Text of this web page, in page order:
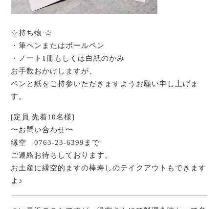
☆持ち物 ☆
・筆ペンまたはボールペン
・ノート1冊もしくは白紙のかみ
お手数おかけしますが、
ペンと紙をご持参いただきますようお願い申し上げま
す。
[定員 先着10名様]
〜お問い合わせ〜
縁空 0763-23-6399まで
ご連絡お待ちしております。
お土産に縁空的ますの棒寿しのテイクアウトもできます
よ♪